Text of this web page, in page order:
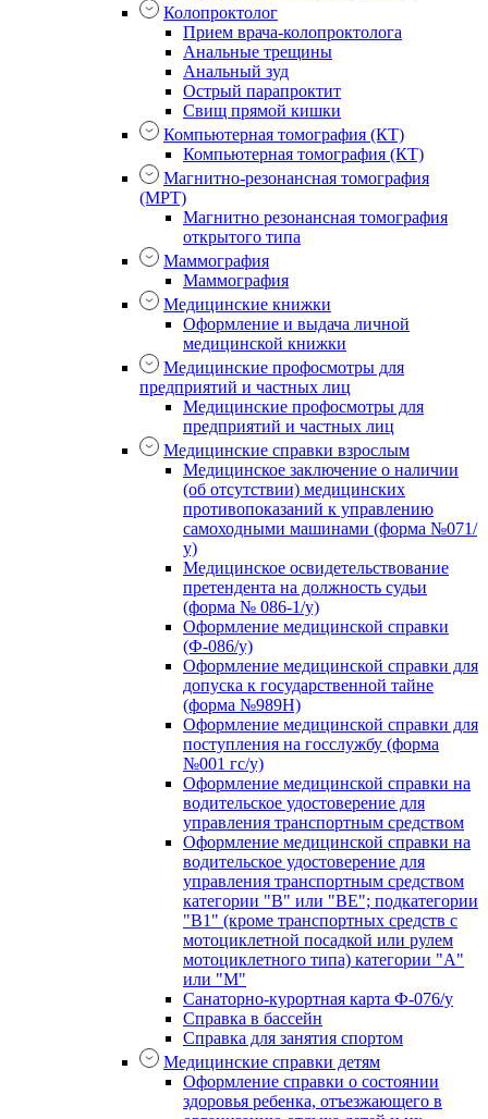
Колопроктолог
Прием врача-колопроктолога
Анальные трещины
Анальный зуд
Острый парапроктит
Свищ прямой кишки
Компьютерная томография (КТ)
Компьютерная томография (КТ)
Магнитно-резонансная томография
(МРТ)
Магнитно резонансная томография
открытого типа
Маммография
Маммография
Медицинские книжки
Оформление и выдача личной
медицинской книжки
Медицинские профосмотры для
предприятий и частных лиц
Медицинские профосмотры для
предприятий и частных лиц
Медицинские справки взрослым
Медицинское заключение о наличии
(об отсутствии) медицинских
противопоказаний к управлению
самоходными машинами (форма №071/
у)
Медицинское освидетельствование
претендента на должность судьи
(форма № 086-1/у)
Оформление медицинской справки
(Ф-086/у)
Оформление медицинской справки для
допуска к государственной тайне
(форма №989Н)
Оформление медицинской справки для
поступления на госслужбу (форма
№001 гс/у)
Оформление медицинской справки на
водительское удостоверение для
управления транспортным средством
Оформление медицинской справки на
водительское удостоверение для
управления транспортным средством
категории "В" или "BE"; подкатегории
"В1" (кроме транспортных средств с
мотоциклетной посадкой или рулем
мотоциклетного типа) категории "А"
или "М"
Санаторно-курортная карта Ф-076/у
Справка в бассейн
Справка для занятия спортом
Медицинские справки детям
Оформление справки о состоянии
здоровья ребенка, отъезжающего в